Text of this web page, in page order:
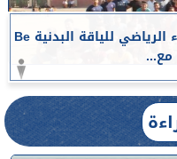
جامعة أسيوط تشهد انطلاق ”اللقاء الرياضي للياقة البدنية Be